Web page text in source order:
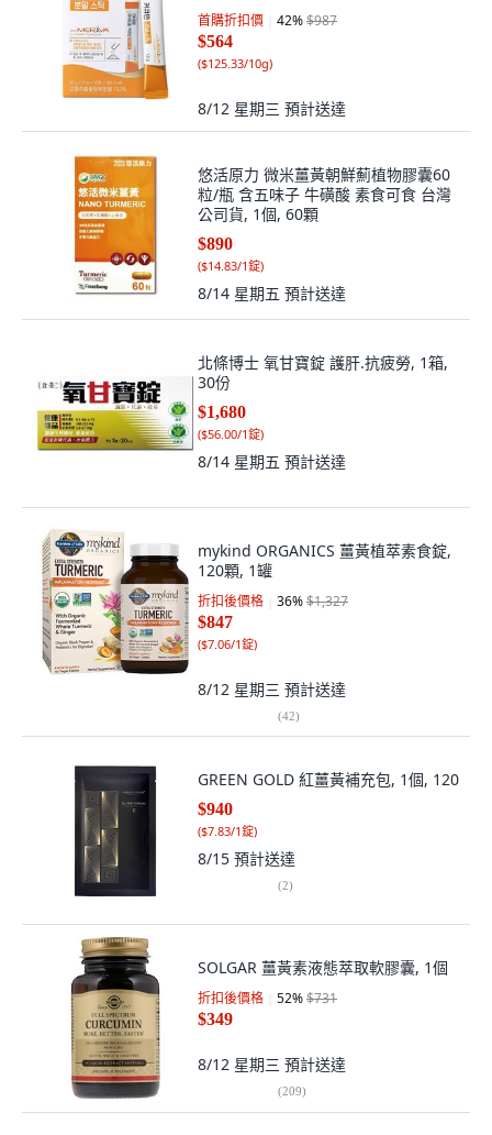
首購折扣價 42%$987
$564
($125.33/10g)
8/12 星期三 預計送達
悠活原力 微米薑黃朝鮮薊植物膠囊60
粒/瓶 含五味子 牛磺酸 素食可食 台灣
公司貨, 1個, 60顆
$890
($14.83/1錠)
8/14 星期五 預計送達
北條博士 氧甘寶錠 護肝.抗疲勞, 1箱,
30份
$1,680
($56.00/1錠)
8/14 星期五 預計送達
mykind ORGANICS 薑黃植萃素食錠,
120顆, 1罐
折扣後價格 36%$1,327
$847
($7.06/1錠)
8/12 星期三 預計送達
(42)
GREEN GOLD 紅薑黃補充包, 1個, 120
$940
($7.83/1錠)
8/15 預計送達
(2)
SOLGAR 薑黃素液態萃取軟膠囊, 1個
折扣後價格 52%$731
$349
8/12 星期三 預計送達
(209)